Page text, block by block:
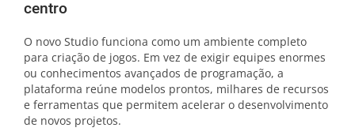
centro
O novo Studio funciona como um ambiente completo
para criação de jogos. Em vez de exigir equipes enormes
ou conhecimentos avançados de programação, a
plataforma reúne modelos prontos, milhares de recursos
e ferramentas que permitem acelerar o desenvolvimento
de novos projetos.